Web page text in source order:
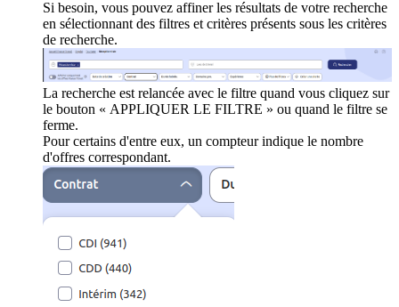
Si besoin, vous pouvez affiner les résultats de votre recherche
en sélectionnant des filtres et critères présents sous les critères
de recherche.
La recherche est relancée avec le filtre quand vous cliquez sur
le bouton « APPLIQUER LE FILTRE » ou quand le filtre se
ferme.
Pour certains d'entre eux, un compteur indique le nombre
d'offres correspondant.